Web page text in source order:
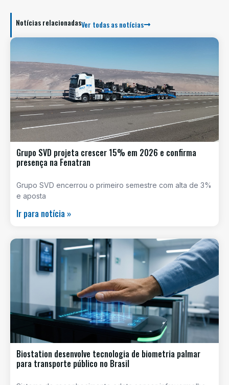
Notícias relacionadasVer todas as notícias
Grupo SVD projeta crescer 15% em 2026 e confirma
presença na Fenatran
Grupo SVD encerrou o primeiro semestre com alta de 3%
e aposta
Ir para notícia »
Biostation desenvolve tecnologia de biometria palmar
para transporte público no Brasil